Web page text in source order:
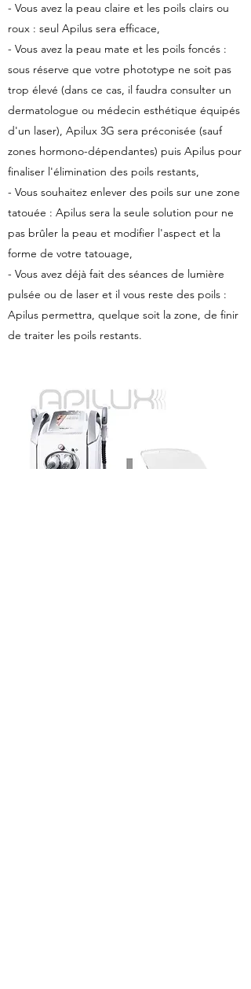
- Vous avez la peau claire et les poils clairs ou
roux : seul Apilus sera efficace,
- Vous avez la peau mate et les poils foncés :
sous réserve que votre phototype ne soit pas
trop élevé (dans ce cas, il faudra consulter un
dermatologue ou médecin esthétique équipés
d'un laser), Apilux 3G sera préconisée (sauf
zones hormono-dépendantes) puis Apilus pour
finaliser l'élimination des poils restants,
- Vous souhaitez enlever des poils sur une zone
tatouée : Apilus sera la seule solution pour ne
pas brûler la peau et modifier l'aspect et la
forme de votre tatouage,
- Vous avez déjà fait des séances de lumière
pulsée ou de laser et il vous reste des poils :
Apilus permettra, quelque soit la zone, de finir
de traiter les poils restants.